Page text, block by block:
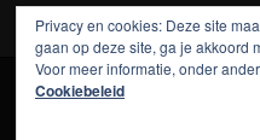
Privacy en cookies: Deze site
gaan op deze site, ga je akkoord
Voor meer informatie, onder
Cookiebeleid